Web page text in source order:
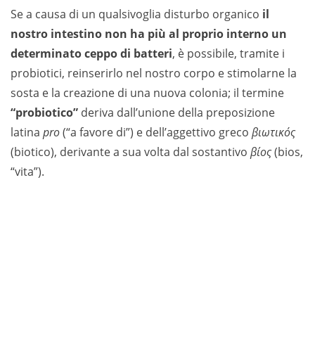
Se a causa di un qualsivoglia disturbo organico il
nostro intestino non ha più al proprio interno un
determinato ceppo di batteri, è possibile, tramite i
probiotici, reinserirlo nel nostro corpo e stimolarne la
sosta e la creazione di una nuova colonia; il termine
“probiotico” deriva dall’unione della preposizione
latina pro(“a favore di”) e dell’aggettivo greco βιωτικός
(biotico), derivante a sua volta dal sostantivo βίος(bios,
“vita”).